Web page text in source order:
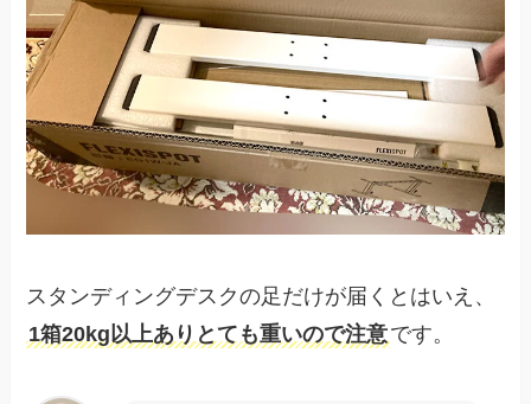
スタンディングデスクの足だけが届くとはいえ、
1箱20kg以上ありとても重いので注意です。